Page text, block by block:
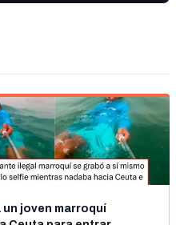
un joven marroquí